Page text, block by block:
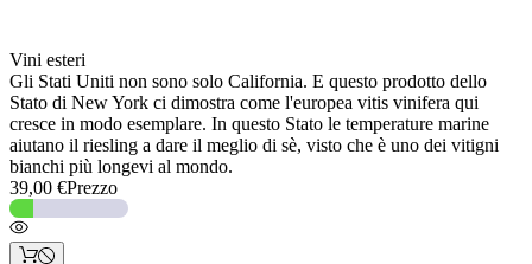
Vini esteri
Gli Stati Uniti non sono solo California. E questo prodotto dello
Stato di New York ci dimostra come l'europea vitis vinifera qui
cresce in modo esemplare. In questo Stato le temperature marine
aiutano il riesling a dare il meglio di sè, visto che è uno dei vitigni
bianchi più longevi al mondo.
39,00 €Prezzo